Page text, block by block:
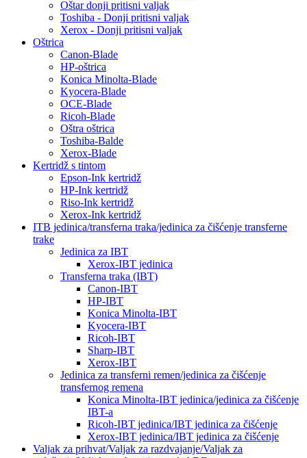
Oštar donji pritisni valjak
Toshiba - Donji pritisni valjak
Xerox - Donji pritisni valjak
Oštrica
Canon-Blade
HP-oštrica
Konica Minolta-Blade
Kyocera-Blade
OCE-Blade
Ricoh-Blade
Oštra oštrica
Toshiba-Balde
Xerox-Blade
Kertridž s tintom
Epson-Ink kertridž
HP-Ink kertridž
Riso-Ink kertridž
Xerox-Ink kertridž
ITB jedinica/transferna traka/jedinica za čišćenje transferne
trake
Jedinica za IBT
Xerox-IBT jedinica
Transferna traka (IBT)
Canon-IBT
HP-IBT
Konica Minolta-IBT
Kyocera-IBT
Ricoh-IBT
Sharp-IBT
Xerox-IBT
Jedinica za transferni remen/jedinica za čišćenje
transfernog remena
Konica Minolta-IBT jedinica/jedinica za čišćenje
IBT-a
Ricoh-IBT jedinica/IBT jedinica za čišćenje
Xerox-IBT jedinica/IBT jedinica za čišćenje
Valjak za prihvat/Valjak za razdvajanje/Valjak za